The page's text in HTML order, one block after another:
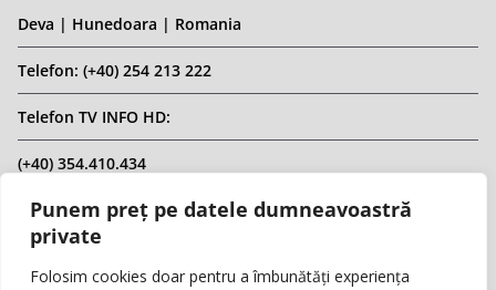
Punem preț pe datele dumneavoastră
private
Folosim cookies doar pentru a îmbunătăți experiența
Deva | Hunedoara | Romania
Telefon: (+40) 254 213 222
Telefon TV INFO HD:
(+40) 354.410.434
Email: infohd20@gmail.com
Website: www.replicahd.ro